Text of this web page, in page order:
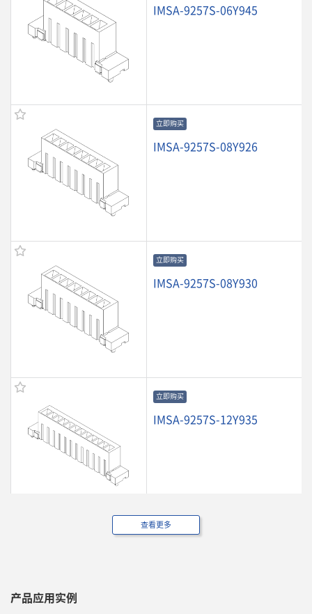
IMSA-9257S-06Y945
立即购买
IMSA-9257S-08Y926
立即购买
IMSA-9257S-08Y930
立即购买
IMSA-9257S-12Y935
立即购买
查看更多
产品应用实例